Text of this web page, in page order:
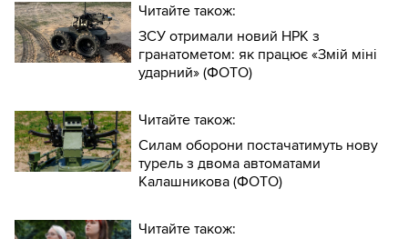
Читайте також:
ЗСУ отримали новий НРК з
гранатометом: як працює «Змій міні
ударний» (ФОТО)
Читайте також:
Силам оборони постачатимуть нову
турель з двома автоматами
Калашникова (ФОТО)
Читайте також: